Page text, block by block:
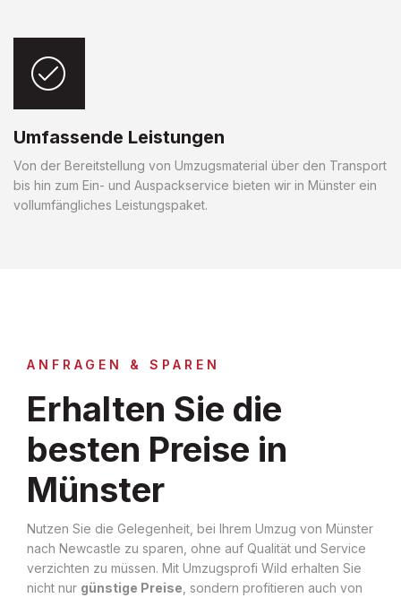
Umfassende Leistungen
Von der Bereitstellung von Umzugsmaterial über den Transport
bis hin zum Ein- und Auspackservice bieten wir in Münster ein
vollumfängliches Leistungspaket.
ANFRAGEN & SPAREN
Erhalten Sie die
besten Preise in
Münster
Nutzen Sie die Gelegenheit, bei Ihrem Umzug von Münster
nach Newcastle zu sparen, ohne auf Qualität und Service
verzichten zu müssen. Mit Umzugsprofi Wild erhalten Sie
nicht nur günstige Preise , sondern profitieren auch von